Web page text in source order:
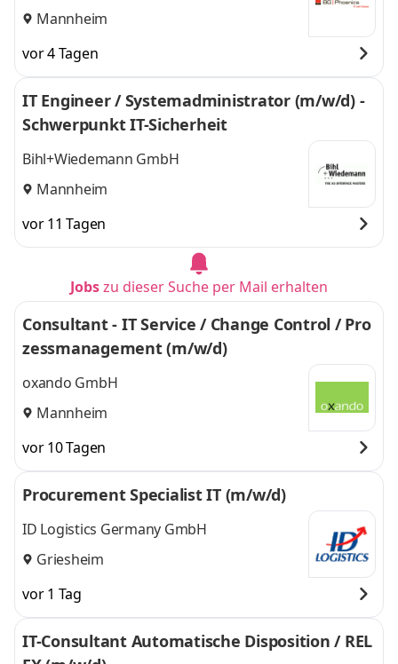
Mannheim
vor 4 Tagen
IT Engineer / Systemadministrator (m/w/d) -
Schwerpunkt IT-Sicherheit
Bihl+Wiedemann GmbH
Mannheim
vor 11 Tagen
Jobszu dieser Suche per Mail erhalten
Consultant - IT Service / Change Control / Pro
zessmanagement (m/w/d)
oxando GmbH
Mannheim
vor 10 Tagen
Procurement Specialist IT (m/w/d)
ID Logistics Germany GmbH
Griesheim
vor 1 Tag
IT-​​Consultant Automatische Disposition​ / REL